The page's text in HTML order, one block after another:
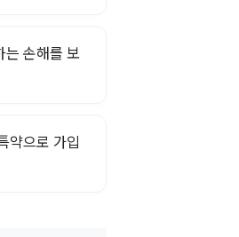
는 손해를 보
약으로 가입